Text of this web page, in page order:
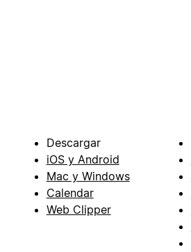
Descargar
iOS y Android
Mac y Windows
Calendar
Web Clipper